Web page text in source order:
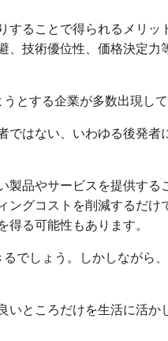
ることで得られるメリッ
、技術優位性、価格決定力
とする企業が多数出現して
はない、いわゆる後発者
製品やサービスを提供する
ングコストを削減するだけ
る可能性もあります。
でしょう。しかしながら
いところだけを生活に活か